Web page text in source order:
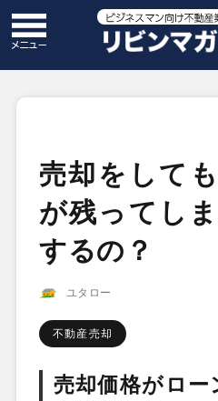
売却をして
が残ってし
するの？
ユタロー
不動産売却
売却価格がロー